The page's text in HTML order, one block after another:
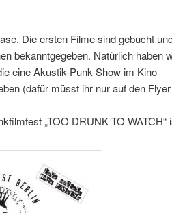
Die ersten Filme sind gebucht
bekanntgegeben. Natürlich haben
eine Akustik-Punk-Show im Kino
(dafür müsst ihr nur auf den Flyer
„TOO DRUNK TO WATCH“